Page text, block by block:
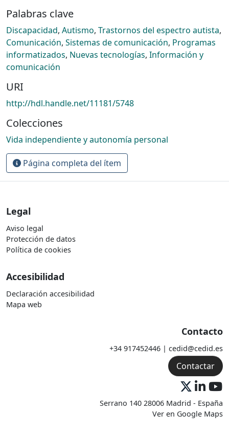
Palabras clave
Discapacidad, Autismo, Trastornos del espectro autista,
Comunicación, Sistemas de comunicación, Programas
informatizados, Nuevas tecnologías, Información y
comunicación
URI
http://hdl.handle.net/11181/5748
Colecciones
Vida independiente y autonomía personal
Página completa del ítem
Legal
Aviso legal
Protección de datos
Política de cookies
Accesibilidad
Declaración accesibilidad
Mapa web
Contacto
+34 917452446 | cedid@cedid.es
Contactar
Serrano 140 28006 Madrid - España
Ver en Google Maps